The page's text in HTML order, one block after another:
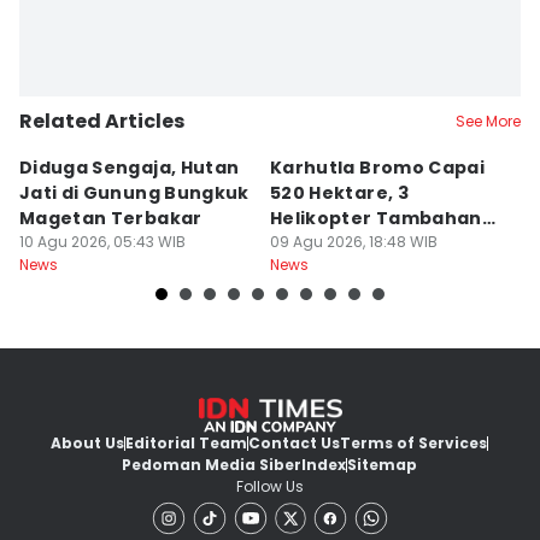
Related Articles See More
Diduga Sengaja, Hutan
Jati di Gunung Bungkuk
Magetan Terbakar
10 Agu 2026, 05:43 WIB
News
Karhutla Bromo Capai
520 Hektare, 3
Helikopter Tambahan
Diterjunkan
09 Agu 2026, 18:48 WIB
News
About UsEditorial TeamContact UsTerms of Services
Pedoman Media SiberIndexSitemap
Follow Us